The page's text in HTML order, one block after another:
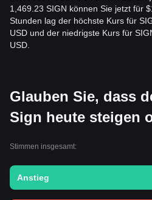
1,469.23 SIGN können Sie jetzt für
Stunden lag der höchste Kurs für
USD und der niedrigste Kurs für
USD.
Glauben Sie, dass
Sign heute steigen
Stimmen insgesamt:
Anstieg